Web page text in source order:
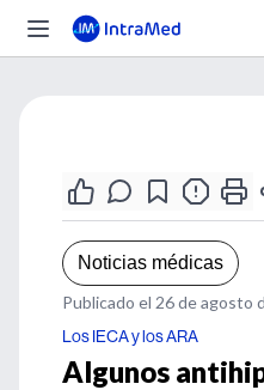
Noticias médicas
Publicado el 26 de agosto
Los IECA y los ARA
Algunos